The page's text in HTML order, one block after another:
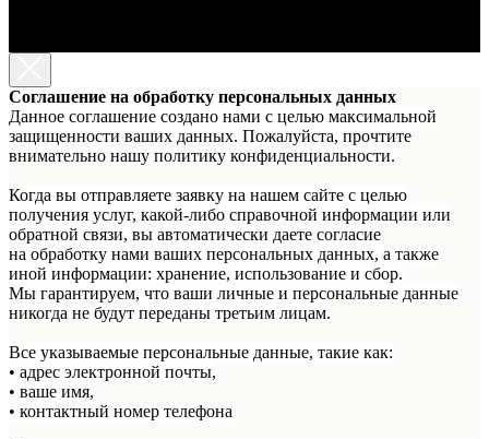
Соглашение на обработку персональных данных
Данное соглашение создано нами с целью максимальной
защищенности ваших данных. Пожалуйста, прочтите
внимательно нашу политику конфиденциальности.
Когда вы отправляете заявку на нашем сайте с целью
получения услуг, какой-либо справочной информации или
обратной связи, вы автоматически даете согласие
на обработку нами ваших персональных данных, а также
иной информации: хранение, использование и сбор.
Мы гарантируем, что ваши личные и персональные данные
никогда не будут переданы третьим лицам.
Все указываемые персональные данные, такие как:
• адрес электронной почты,
• ваше имя,
• контактный номер телефона